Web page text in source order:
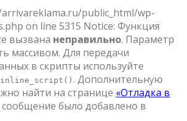
public_html/wp-
on line 5315 Notice: Функция
вызвана неправильно. Параметр
массивом. Для передачи
в скрипты используйте
. Дополнительную
найти на странице «Отладка в
сообщение было добавлено в